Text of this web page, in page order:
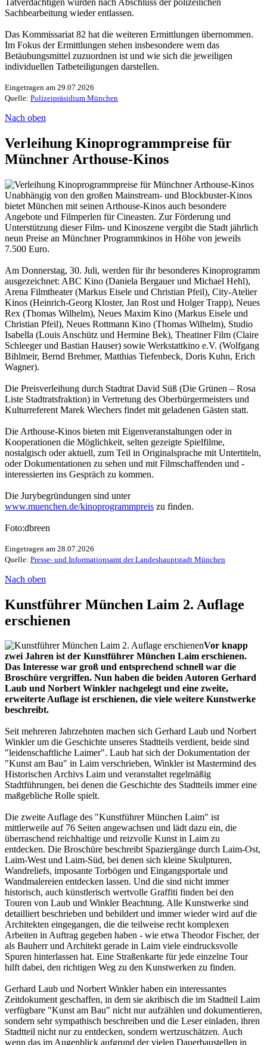
Sachbearbeitung wieder entlassen.
Das Kommissariat 82 hat die weiteren Ermittlungen übernommen.
Im Fokus der Ermittlungen stehen insbesondere wem das
Betäubungsmittel zuzuordnen ist und wie sich die jeweiligen
individuellen Tatbeteiligungen darstellen.
Eingetragen am 29.07.2026
Quelle: Polizeipräsidium München
Nach oben
Verleihung Kinoprogrammpreise für
Münchner Arthouse-Kinos
Unabhängig von den großen Mainstream- und Blockbuster-Kinos
bietet München mit seinen Arthouse-Kinos auch besondere
Angebote und Filmperlen für Cineasten. Zur Förderung und
Unterstützung dieser Film- und Kinoszene vergibt die Stadt jährlich
neun Preise an Münchner Programmkinos in Höhe von jeweils
7.500 Euro.
Am Donnerstag, 30. Juli, werden für ihr besonderes Kinoprogramm
ausgezeichnet: ABC Kino (Daniela Bergauer und Michael Hehl),
Arena Filmtheater (Markus Eisele und Christian Pfeil), City-Atelier
Kinos (Heinrich-Georg Kloster, Jan Rost und Holger Trapp), Neues
Rex (Thomas Wilhelm), Neues Maxim Kino (Markus Eisele und
Christian Pfeil), Neues Rottmann Kino (Thomas Wilhelm), Studio
Isabella (Louis Anschütz und Hermine Bek), Theatiner Film (Claire
Schleeger und Bastian Hauser) sowie Werkstattkino e.V. (Wolfgang
Bihlmeir, Bernd Brehmer, Matthias Tiefenbeck, Doris Kuhn, Erich
Wagner).
Die Preisverleihung durch Stadtrat David Süß (Die Grünen – Rosa
Liste Stadtratsfraktion) in Vertretung des Oberbürgermeisters und
Kulturreferent Marek Wiechers findet mit geladenen Gästen statt.
Die Arthouse-Kinos bieten mit Eigenveranstaltungen oder in
Kooperationen die Möglichkeit, selten gezeigte Spielfilme,
nostalgisch oder aktuell, zum Teil in Originalsprache mit Untertiteln,
oder Dokumentationen zu sehen und mit Filmschaffenden und -
interessierten ins Gespräch zu kommen.
Die Jurybegründungen sind unter
www.muenchen.de/kinoprogrammpreis zu finden.
Foto:dbreen
Eingetragen am 28.07.2026
Quelle: Presse- und Informationsamt der Landeshauptstadt München
Nach oben
Kunstführer München Laim 2. Auflage
erschienen
Vor knapp
zwei Jahren ist der Kunstführer München Laim erschienen.
Das Interesse war groß und entsprechend schnell war die
Broschüre vergriffen. Nun haben die beiden Autoren Gerhard
Laub und Norbert Winkler nachgelegt und eine zweite,
erweiterte Auflage ist erschienen, die viele weitere Kunstwerke
beschreibt.
Seit mehreren Jahrzehnten machen sich Gerhard Laub und Norbert
Winkler um die Geschichte unseres Stadtteils verdient, beide sind
"leidenschaftliche Laimer". Laub hat sich der Dokumentation der
"Kunst am Bau" in Laim verschrieben, Winkler ist Mastermind des
Historischen Archivs Laim und veranstaltet regelmäßig
Stadtführungen, bei denen die Geschichte des Stadtteils immer eine
maßgebliche Rolle spielt.
Die zweite Auflage des "Kunstführer München Laim" ist
mittlerweile auf 76 Seiten angewachsen und lädt dazu ein, die
überraschend reichhaltige und reizvolle Kunst in Laim zu
entdecken. Die Broschüre beschreibt Spaziergänge durch Laim-Ost,
Laim-West und Laim-Süd, bei denen sich kleine Skulpturen,
Wandreliefs, imposante Torbögen und Eingangsportale und
Wandmalereien entdecken lassen. Und die sind nicht immer
historisch, auch künstlerisch wertvolle Graffiti finden bei den
Touren von Laub und Winkler Beachtung. Alle Kunstwerke sind
detailliert beschrieben und bebildert und immer wieder wird auf die
Architekten eingegangen, die die teilweise recht komplexen
Arbeiten in Auftrag gegeben haben - wie etwa Theodor Fischer, der
als Bauherr und Architekt gerade in Laim viele eindrucksvolle
Spuren hinterlassen hat. Eine Straßenkarte für jede einzelne Tour
hilft dabei, den richtigen Weg zu den Kunstwerken zu finden.
Gerhard Laub und Norbert Winkler haben ein interessantes
Zeitdokument geschaffen, in dem sie akribisch die im Stadtteil Laim
verfügbare "Kunst am Bau" nicht nur aufzählen und dokumentieren,
sondern sehr sympathisch beschreiben und die Leser einladen, ihren
Stadtteil nicht nur zu entdecken, sondern wertzuschätzen. Auch
wenn das im Augenblick aufgrund der vielen Dauerbaustellen in